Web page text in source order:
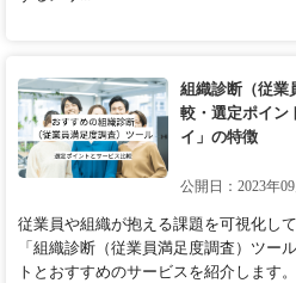
組織診断（従業
較・選定ポイン
イ」の特徴
公開日：2023年09
従業員や組織が抱える課題を可視化し
「組織診断（従業員満足度調査）ツー
トとおすすめのサービスを紹介します。